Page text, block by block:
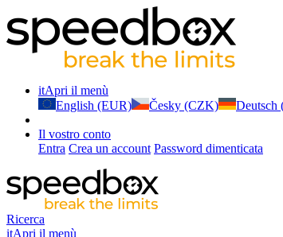
itApri il menù
English (EUR)
Česky (CZK) Deutsch
Il vostro conto
Entra Crea un account Password dimenticata
Ricerca
itApri il menù